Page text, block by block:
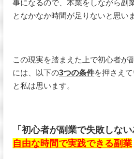
事になるので、本業をしながら副
となかなか時間が足りないと思い
この現実を踏まえた上で初心者が
には、以下の3つの条件を押さえ
と私は思います。
「初心者が副業で失敗しない
自由な時間で実践できる副業